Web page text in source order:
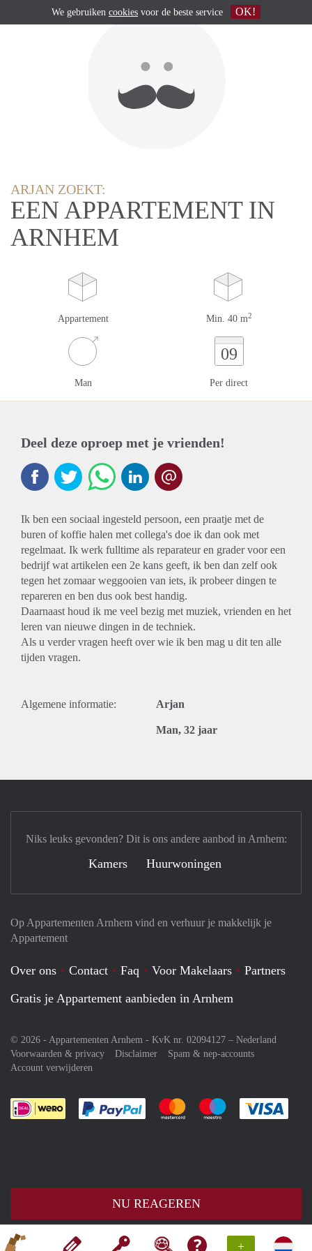
+
ARJAN ZOEKT:
EEN APPARTEMENT IN
ARNHEM
Appartement Min. 40 m2
Man
09
Per direct
Deel deze oproep met je vrienden!
Ik ben een sociaal ingesteld persoon, een praatje met de
buren of koffie halen met collega's doe ik dan ook met
regelmaat. Ik werk fulltime als reparateur en grader voor een
bedrijf wat artikelen een 2e kans geeft, ik ben dan zelf ook
tegen het zomaar weggooien van iets, ik probeer dingen te
repareren en ben dus ook best handig.
Daarnaast houd ik me veel bezig met muziek, vrienden en het
leren van nieuwe dingen in de techniek.
Als u verder vragen heeft over wie ik ben mag u dit ten alle
tijden vragen.
Algemene informatie: Arjan
Man, 32 jaar
NU REAGEREN
Op Appartementen Arnhem vind en verhuur je makkelijk je
Appartement
Over ons Contact Faq Voor Makelaars
Partners
Gratis je Appartement aanbieden in Arnhem
© 2026 - Appartementen Arnhem - KvK nr. 02094127 – Nederland
Voorwaarden & privacy
Disclaimer
Spam & nep-accounts
Account verwijderen
Je rekent gemakkelijk af met Paypal
Je rekent gemakkelijk af met
Je rekent
Niks leuks gevonden? Dit is ons andere aanbod in Arnhem:
Kamers Huurwoningen
We gebruiken cookies voor de beste service OK!